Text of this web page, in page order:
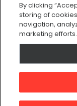
Sitemap
Privacy Policy
By clicking
storing of
navigation,
marketing efforts.